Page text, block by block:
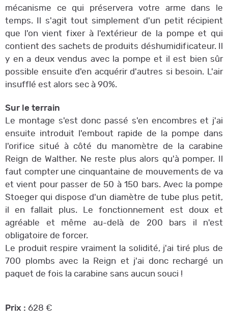
mécanisme ce qui préservera votre arme dans le
temps. Il s'agit tout simplement d'un petit récipient
que l'on vient fixer à l'extérieur de la pompe et qui
contient des sachets de produits déshumidificateur. Il
y en a deux vendus avec la pompe et il est bien sûr
possible ensuite d'en acquérir d'autres si besoin. L'air
insufflé est alors sec à 90%.
Sur le terrain
Le montage s'est donc passé s'en encombres et j'ai
ensuite introduit l'embout rapide de la pompe dans
l'orifice situé à côté du manomètre de la carabine
Reign de Walther. Ne reste plus alors qu'à pomper. Il
faut compter une cinquantaine de mouvements de va
et vient pour passer de 50 à 150 bars. Avec la pompe
Stoeger qui dispose d'un diamètre de tube plus petit,
il en fallait plus. Le fonctionnement est doux et
agréable et même au-delà de 200 bars il n'est
obligatoire de forcer.
Le produit respire vraiment la solidité, j'ai tiré plus de
700 plombs avec la Reign et j'ai donc rechargé un
paquet de fois la carabine sans aucun souci !
Prix : 628 €